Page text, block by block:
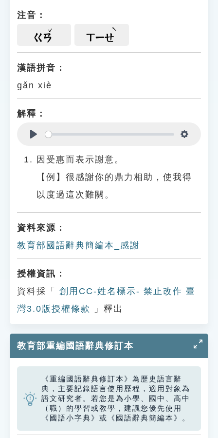
遊戲專區
貓頭鷹博士
注音：
ㄍㄢ ㄒㄧㄝ
漢語拼音：
gǎn xiè
解釋：
因受惠而表示謝意。
【例】很感謝你的鼎力相助，使我得
以度過這次難關。
資料來源：
教育部國語辭典簡編本_感謝
授權資訊：
資料採「
創用CC-姓名標示- 禁止改作 臺
灣3.0版授權條款
」釋出
教育部重編國語辭典修訂本
《重編國語辭典修訂本》為歷史語言辭
典，主要記錄語言使用歷程，適用對象為
語文研究者。若您是為小學、國中、高中
（職）的學習或教學，建議您優先使用
《國語小字典》或《國語辭典簡編本》。